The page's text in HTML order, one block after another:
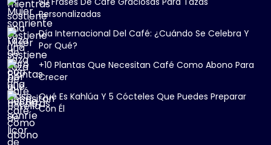
Personalizadas
Día Internacional Del Café: ¿Cuándo Se Celebra Y
Por Qué?
+10 Plantas Que Necesitan Café Como Abono Para
Crecer
Qué Es Kahlúa Y 5 Cócteles Que Puedes Preparar
Con Él